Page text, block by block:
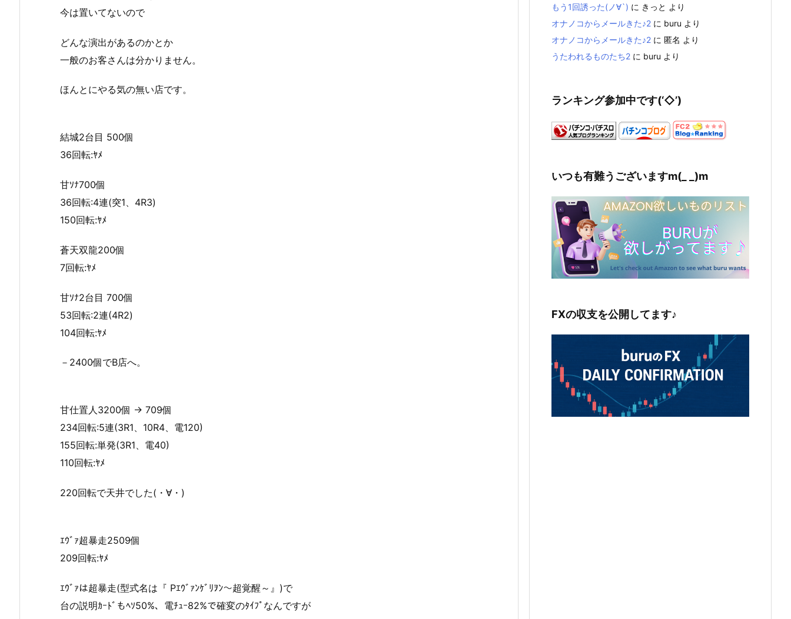
今は置いてないので
どんな演出があるのかとか
一般のお客さんは分かりません。
ほんとにやる気の無い店です。
結城2台目 500個
36回転:ﾔﾒ
甘ｿﾅ700個
36回転:4連(突1、4R3)
150回転:ﾔﾒ
蒼天双龍200個
7回転:ﾔﾒ
甘ｿﾅ2台目 700個
53回転:2連(4R2)
104回転:ﾔﾒ
－2400個でB店へ。
甘仕置人3200個 → 709個
234回転:5連(3R1、10R4、電120)
155回転:単発(3R1、電40)
110回転:ﾔﾒ
220回転で天井でした(・∀・)
ｴｳﾞｧ超暴走2509個
209回転:ﾔﾒ
ｴｳﾞｧは超暴走(型式名は『 Pｴｳﾞｧﾝｹﾞﾘｦﾝ～超覚醒～』)で
台の説明ｶｰﾄﾞもﾍｿ50%、電ﾁｭｰ82%で確変のﾀｲﾌﾟなんですが
もう1回誘った(ノ∀`) に きっと より
オナノコからメールきた♪2 に buru より
オナノコからメールきた♪2 に 匿名 より
うたわれるものたち2 に buru より
ランキング参加中です(‘◇’)ゞ
いつも有難うございますm(_ _)m
FXの収支を公開してます♪